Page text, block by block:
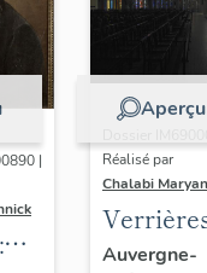
|
Aperçu
Réalisé par
Chalabi
Auvergne-